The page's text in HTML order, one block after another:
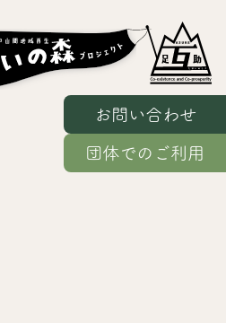
お問い合わせ
団体でのご利用